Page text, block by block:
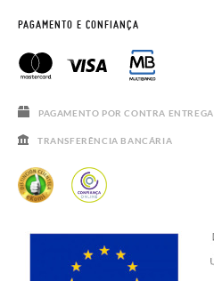
AVISO LEGAL, PRIVACIDADE E COOKIES
SALDOS
HORÁRIO
PERGUNTAS FREQUENTES
PAGAMENTO E CONFIANÇA
PAGAMENTO POR CONTRA ENTREGA
TRANSFERÊNCIA BANCÁRIA